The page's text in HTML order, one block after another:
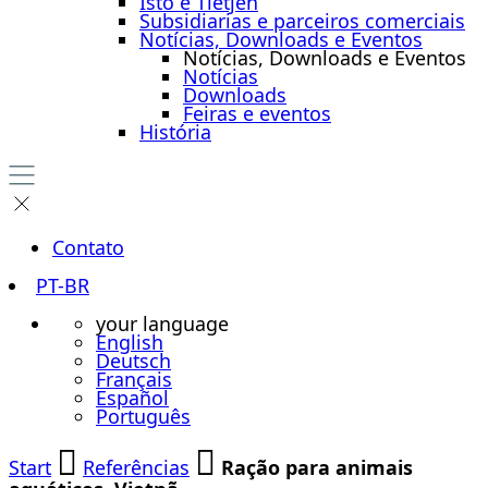
Subsidiarias e parceiros comerciais
Notícias, Downloads e Eventos
Notícias, Downloads e Eventos
Notícias
Downloads
Feiras e eventos
História
Contato
PT-BR
your language
English
Deutsch
Français
Español
Português
Start
Referências
Ração para animais